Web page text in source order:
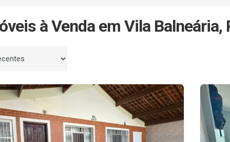
à Venda em Vila Balneária,